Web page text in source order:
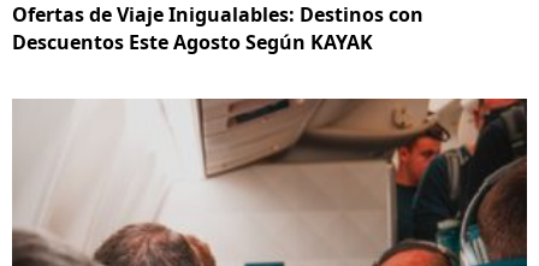
Ofertas de Viaje Inigualables: Destinos con
Descuentos Este Agosto Según KAYAK